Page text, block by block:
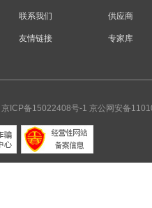
联系我们
友情链接
供应商
专家库
京ICP备15022408号-1 京公网安备